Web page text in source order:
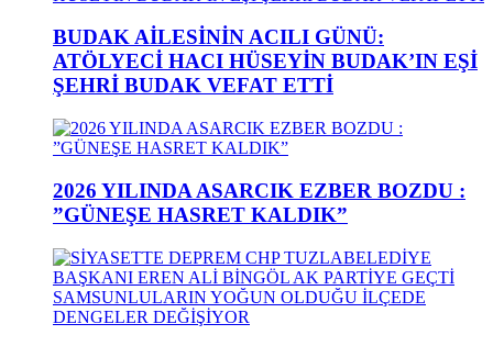
BUDAK AİLESİNİN ACILI GÜNÜ:
ATÖLYECİ HACI HÜSEYİN BUDAK’IN EŞİ
ŞEHRİ BUDAK VEFAT ETTİ
2026 YILINDA ASARCIK EZBER BOZDU :
”GÜNEŞE HASRET KALDIK”